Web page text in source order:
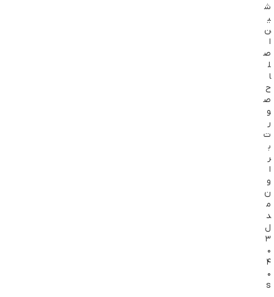
ش
ی
ن
ا
ص
ل
ا
ح
ص
و
ر
ت
ب
ر
ا
و
ن
م
د
ل
۳
۰
۴
۰
s